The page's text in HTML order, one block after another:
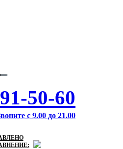
50-60
с 9.00 до 21.00